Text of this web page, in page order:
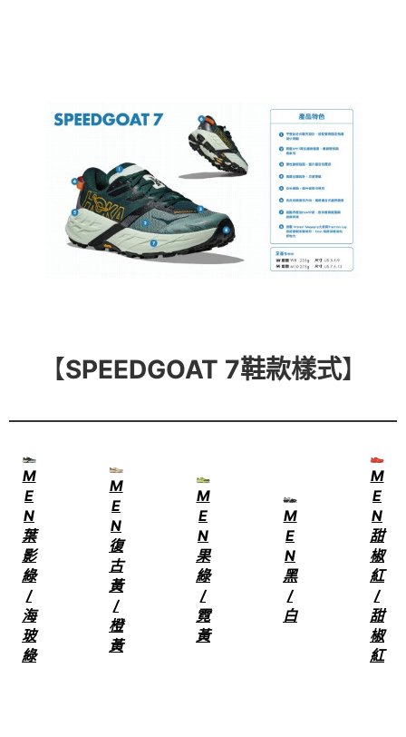
【SPEEDGOAT 7鞋款樣式】
M
E
N
葉
影
綠
/
海
玻
綠
M
E
N
復
古
黃
/
橙
黃
M
E
N
果
綠
/
霓
黃
M
E
N
黑
/
白
M
E
N
甜
椒
紅
/
甜
椒
紅